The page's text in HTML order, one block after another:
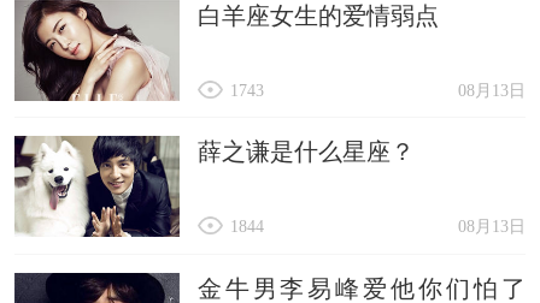
白羊座女生的爱情弱点
08月13日
1743
薛之谦是什么星座？
08月13日
1844
金牛男李易峰爱他你们怕了